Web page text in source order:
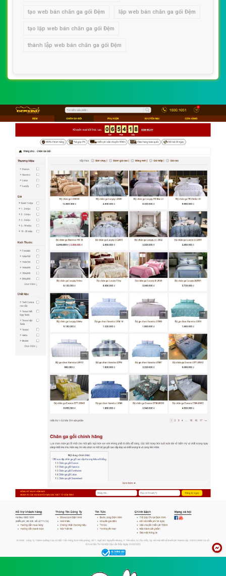
tạo web bán chăn ga gối Đệm lập web bán chăn ga gối Đệm
tạo lập web bán chăn ga gối Đệm
thành lập web bán chăn ga gối Đệm